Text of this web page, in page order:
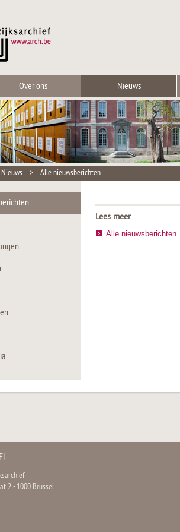
Over ons Nieuws
Nieuws > Alle nieuwsberichten
Lees meer
Alle nieuwsberichten
2 - 1000 Brussel